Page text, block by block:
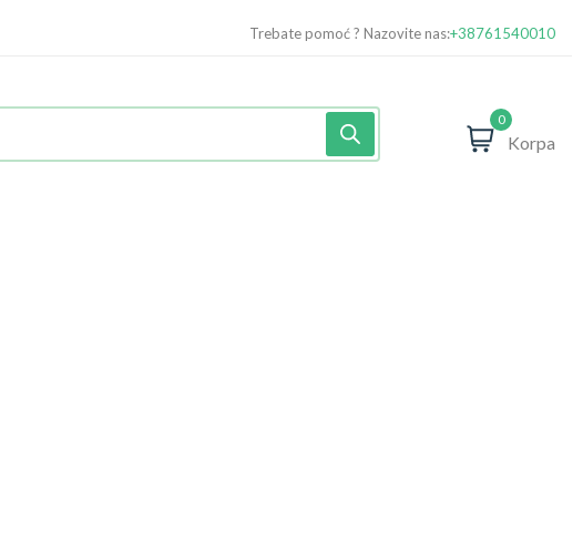
Trebate pomoć ? Nazovite nas:+38761540010
0
Korpa